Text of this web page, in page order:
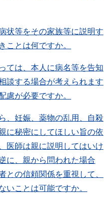
状等をその家族等に説明す
ことは何ですか。
ては、本人に病名等を告知
談する場合が考えられます
慮が必要ですか。
、妊娠、薬物の乱用、自殺
に秘密にしてほしい旨の依
医師は親に説明してはいけ
に、親から問われた場合
との信頼関係を重視して、
いことは可能ですか。